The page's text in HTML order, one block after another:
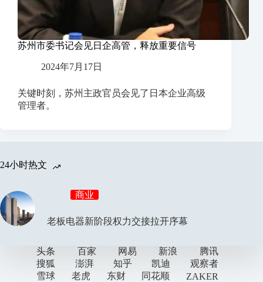
苏州市委书记会见日企高管，释放重要信号
2024年7月17日
关键时刻，苏州主政官员会见了日本企业高级
管理者。
24小时热文
商业
老板电器新阶段权力交接拉开序幕
头条 百家 网易 新浪
腾讯
搜狐
澎湃 知乎 凯迪
观察者
雪球
老虎 东财 同花顺 ZAKER